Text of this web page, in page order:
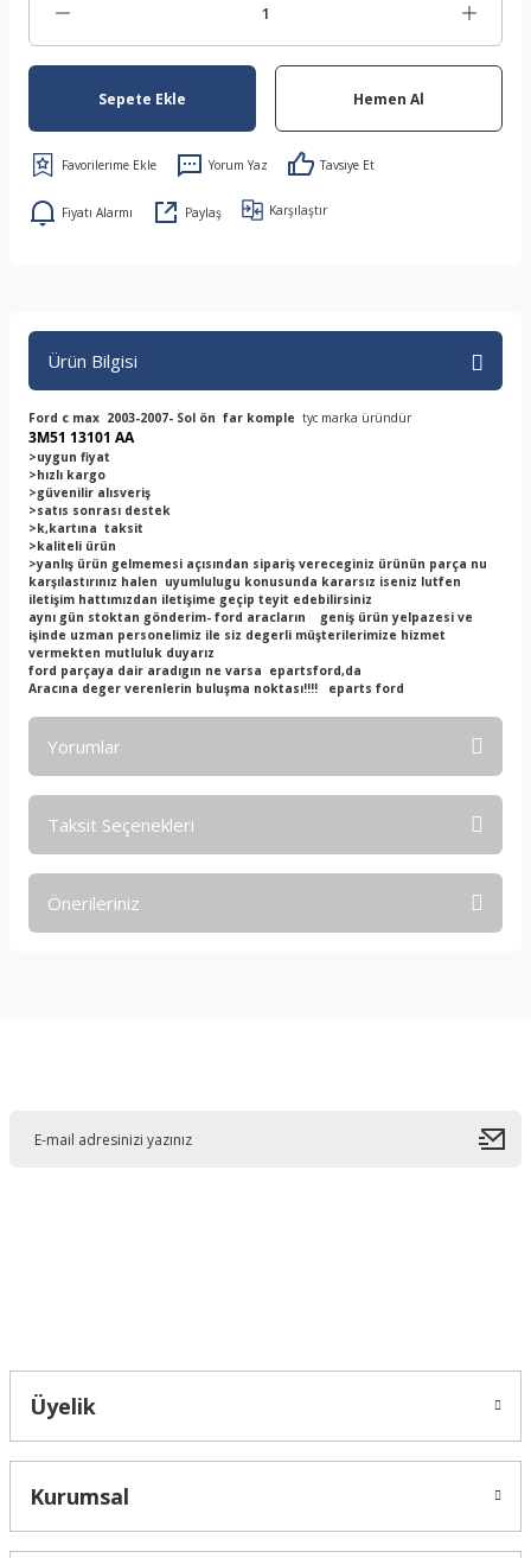
Sepete Ekle Hemen Al
Yorum Yaz Tavsiye Et
Fiyatı Alarmı Paylaş Karşılaştır
Ürün Bilgisi
Ford c max 2003-2007- Sol ön far komple tyc marka üründür
3M51 13101 AA
>uygun fiyat
>hızlı kargo
>güvenilir alısveriş
>satıs sonrası destek
>k,kartına taksit
>kaliteli ürün
>yanlış ürün gelmemesi açısından sipariş vereceginiz ürünün parça nu
karşılastırınız halen uyumlulugu konusunda kararsız iseniz lutfen
iletişim hattımızdan iletişime geçip teyit edebilirsiniz
aynı gün stoktan gönderim- ford aracların geniş ürün yelpazesi ve
işinde uzman personelimiz ile siz degerli müşterilerimize hizmet
vermekten mutluluk duyarız
ford parçaya dair aradıgın ne varsa epartsford,da
Aracına deger verenlerin buluşma noktası!!!! eparts ford
Yorumlar
Taksit Seçenekleri
Önerileriniz
Üyelik
Kurumsal